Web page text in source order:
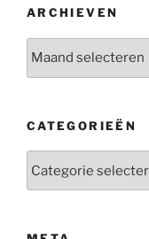
ARCHIEVEN
CATEGORIEËN